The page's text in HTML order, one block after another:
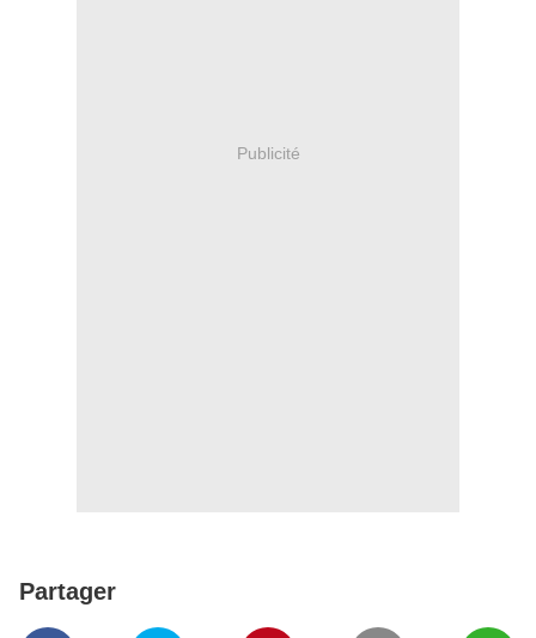
Publicité
Partager